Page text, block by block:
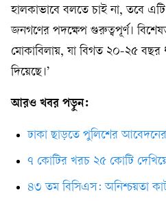
হালকাভাবে বলতে চাই না, তবে
জনগণের পদক্ষেপ গুরুত্বপূর্ণ।
মোকাবিলায়, যা বিগত ২০-২৫ বছর
দিয়েছে।’
আরও খবর পড়ুন:
ঢাকা ছাড়তে পুলিশের
৭ কোটির খরচ ২৫ কোটি
৪৩ তম বিসিএস: অনিশ্চয়তা